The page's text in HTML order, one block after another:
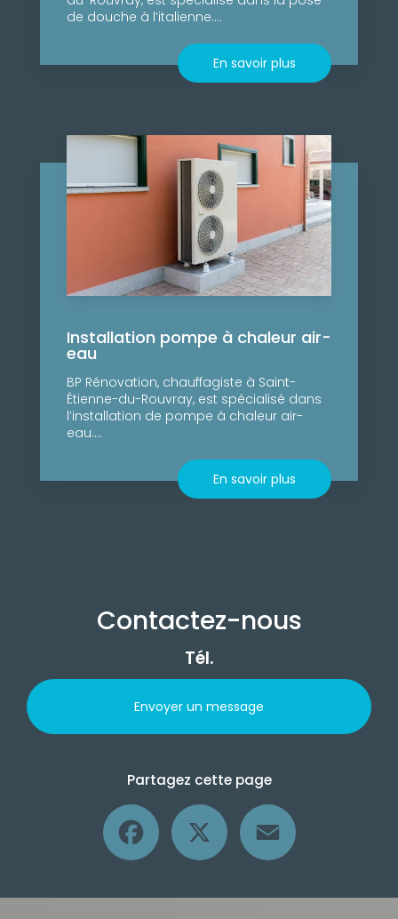
de douche à l’italienne....
En savoir plus
Installation pompe à chaleur air-
eau
BP Rénovation, chauffagiste à Saint-
Étienne-du-Rouvray, est spécialisé dans
l’installation de pompe à chaleur air-
eau....
En savoir plus
Contactez-nous
Tél.
Envoyer un message
Partagez cette page
Facebook